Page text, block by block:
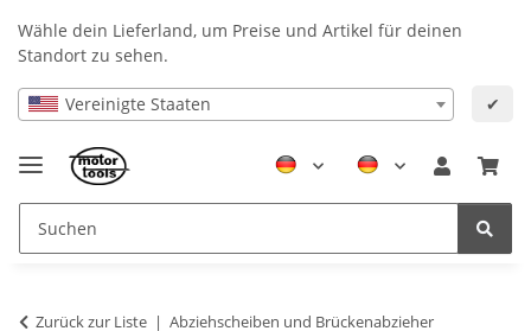
Wähle dein Lieferland, um Preise und Artikel für deinen
Standort zu sehen.
Vereinigte Staaten ✔
Zurück zur Liste Abziehscheiben und Brückenabzieher